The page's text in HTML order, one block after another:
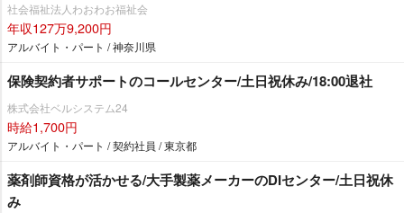
社会福祉法人わおわお福祉会
年収127万9,200円
アルバイト・パート / 神奈川県
保険契約者サポートのコールセンター/土日祝休み/18:00退社
株式会社ベルシステム24
時給1,700円
アルバイト・パート / 契約社員 / 東京都
薬剤師資格が活かせる/大手製薬メーカーのDIセンター/土日祝休
み